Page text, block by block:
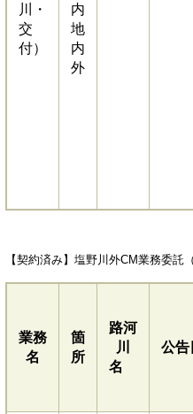
川・
交
付）
内
地
内
外
【契約済み】塩野川外CM業務委託
業務
名
箇
所
路河
川
名
公告